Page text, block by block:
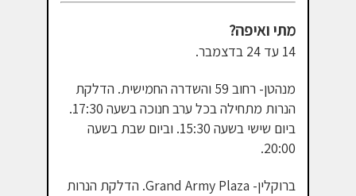
14 עד 24 בדצמבר.
מנהטן- רחוב 59 והשדרה החמישית. הדלקת
הנרות מתחילה בכל ערב חנוכה בשעה 17:30.
ביום שישי בשעה 15:30. וביום שבת בשעה
20:00.
ברוקלין- Grand Army Plaza. הדלקת הנרות
מתי ואיפה?